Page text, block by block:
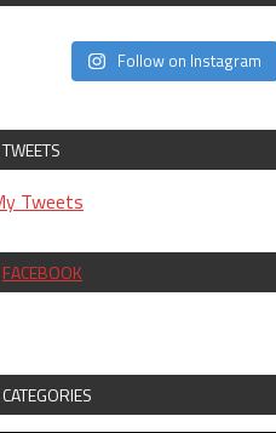
Follow on Instagram
TWEETS
Tweets
FACEBOOK
CATEGORIES